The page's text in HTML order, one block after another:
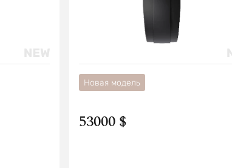
Новая модель
53000 $